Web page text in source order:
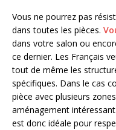
Vous ne pourrez pas
dans toutes les pièces.
dans votre salon ou
ce dernier. Les Français
tout de même les
spécifiques. Dans le cas
pièce avec plusieurs
aménagement
est donc idéale pour